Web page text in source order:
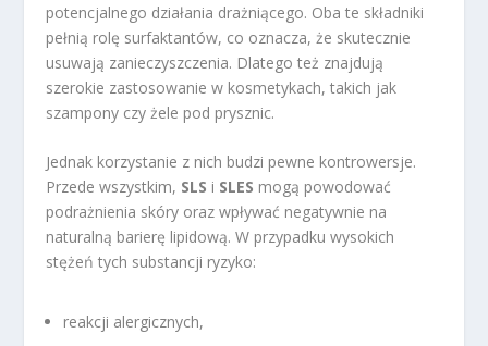
potencjalnego działania drażniącego. Oba te składniki
pełnią rolę surfaktantów, co oznacza, że skutecznie
usuwają zanieczyszczenia. Dlatego też znajdują
szerokie zastosowanie w kosmetykach, takich jak
szampony czy żele pod prysznic.
Jednak korzystanie z nich budzi pewne kontrowersje.
Przede wszystkim, SLS i SLES mogą powodować
podrażnienia skóry oraz wpływać negatywnie na
naturalną barierę lipidową. W przypadku wysokich
stężeń tych substancji ryzyko:
reakcji alergicznych,